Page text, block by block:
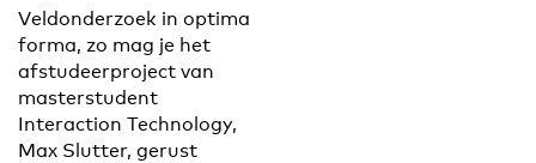
Veldonderzoek in optima
forma, zo mag je het
afstudeerproject van
masterstudent
Interaction Technology,
Max Slutter, gerust